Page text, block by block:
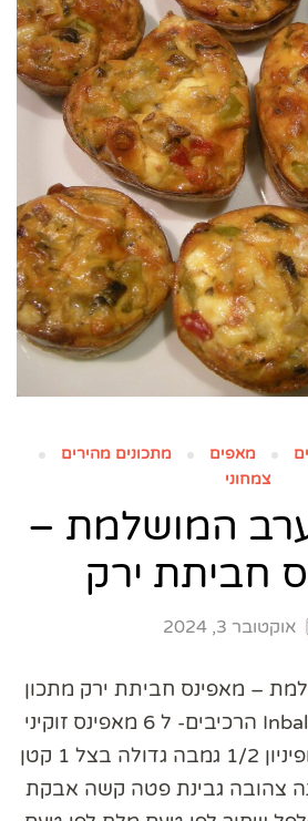
מאפים
מתכונים מהירים
צמחוני
המושלמת –
חביתת ירק
אוקטובר 3, 2024
– מאפינס חביתת ירק מתכון
מאת Inbal Haya Sabag הרכיבים- ל 6 מאפינס זוקיני
קטן 1 5 פטריות שמפיניון 1/2 גמבה גדולה בצל 1 קטן
צהובה גבינת פטה קשה אבקת